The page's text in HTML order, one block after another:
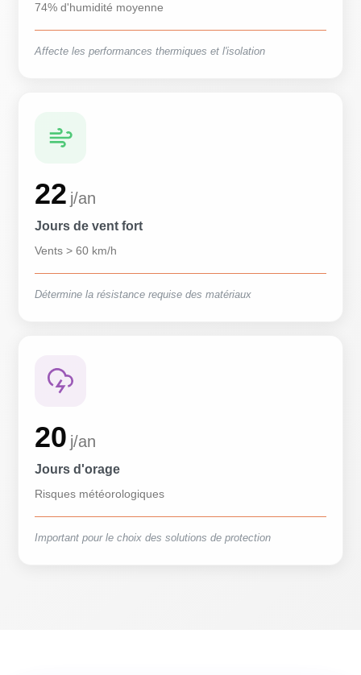
74% d'humidité moyenne
Affecte les performances thermiques et l'isolation
22 j/an
Jours de vent fort
Vents > 60 km/h
Détermine la résistance requise des matériaux
20 j/an
Jours d'orage
Risques météorologiques
Important pour le choix des solutions de protection